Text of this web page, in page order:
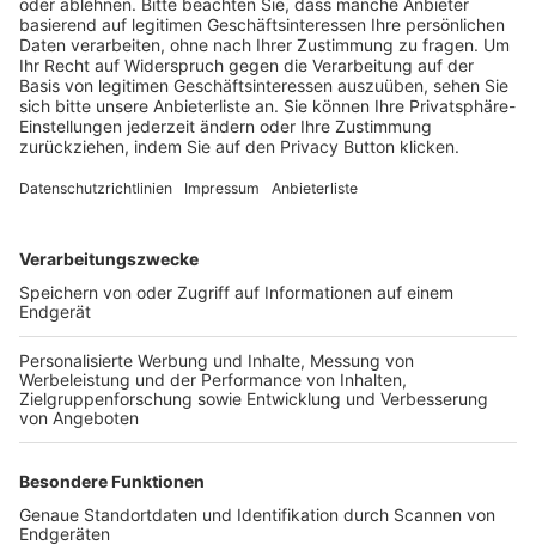
BFV-Geschäftsstellen
Trainerbörse
Login SpielPlus
FOLGE DEM BFV
TOP-VEREINE
TOP-PARTNER